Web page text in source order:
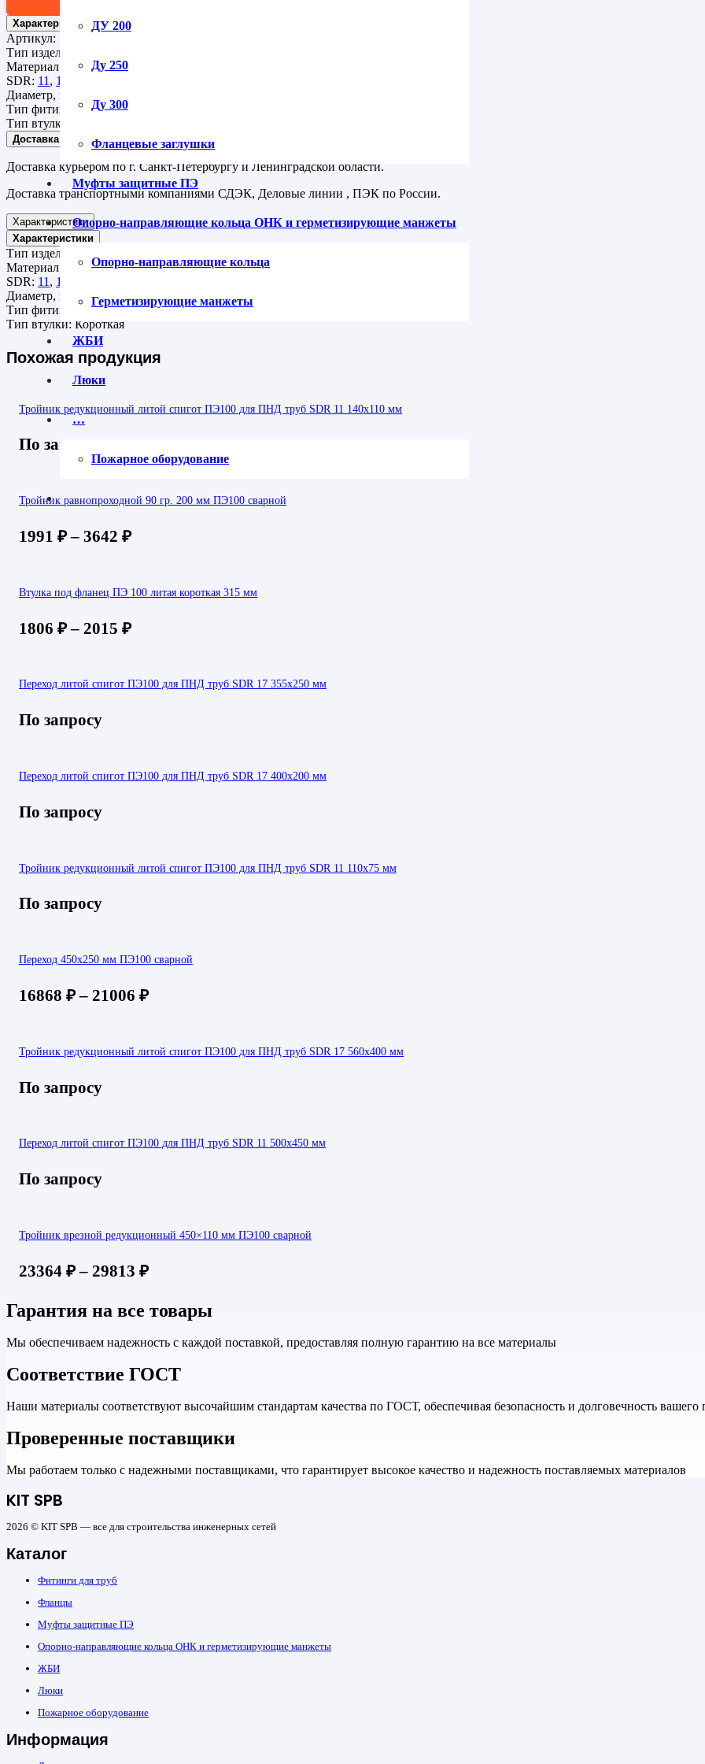
ДУ 200
Ду 250
Ду 300
Фланцевые заглушки
Муфты защитные ПЭ
Опорно-направляющие кольца ОНК и герметизирующие манжеты
Опорно-направляющие кольца
Герметизирующие манжеты
ЖБИ
Люки
…
Пожарное оборудование
Характеристики
Артикул:
Тип изделия:
Материал изделия:ПЭ 100
SDR: 11 , 17
Диаметр, мм:
Тип фитинга: Литой
Тип втулки:
Доставка
Доставка курьером по г. Санкт-Петербургу и Ленинградской области.
Доставка транспортными компаниями СДЭК, Деловые линии , ПЭК по России.
Характеристики
Характеристики
Тип изделия:
Материал изделия:ПЭ 100
SDR: 11 , 17
Диаметр, мм:
280
Тип фитинга:
Литой
Тип втулки: Короткая
Похожая продукция
Тройник редукционный литой спигот ПЭ100 для ПНД труб SDR 11 140х110 мм
По запросу
Тройник равнопроходной 90 гр. 200 мм ПЭ100 сварной
1991 ₽– 3642 ₽
Втулка под фланец ПЭ 100 литая короткая 315 мм
1806 ₽– 2015 ₽
Переход литой спигот ПЭ100 для ПНД труб SDR 17 355х250 мм
По запросу
Переход литой спигот ПЭ100 для ПНД труб SDR 17 400х200 мм
По запросу
Тройник редукционный литой спигот ПЭ100 для ПНД труб SDR 11 110х75 мм
По запросу
Переход 450х250 мм ПЭ100 сварной
16868 ₽– 21006 ₽
Тройник редукционный литой спигот ПЭ100 для ПНД труб SDR 17 560х400 мм
По запросу
Переход литой спигот ПЭ100 для ПНД труб SDR 11 500х450 мм
По запросу
Тройник врезной редукционный 450×110 мм ПЭ100 сварной
23364 ₽– 29813 ₽
Гарантия на все товары
Мы обеспечиваем надежность с каждой поставкой, предоставляя полную гарантию на все материалы
Соответствие ГОСТ
Наши материалы соответствуют высочайшим стандартам качества по ГОСТ, обеспечивая безопасность и долговечность вашего
Проверенные поставщики
Мы работаем только с надежными поставщиками, что гарантирует высокое качество и надежность поставляемых материалов
KIT SPB
2026 © KIT SPB — все для строительства инженерных сетей
Каталог
Фитинги для труб
Фланцы
Муфты защитные ПЭ
Опорно-направляющие кольца ОНК и герметизирующие манжеты
ЖБИ
Люки
Пожарное оборудование
Информация